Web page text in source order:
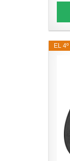
EL